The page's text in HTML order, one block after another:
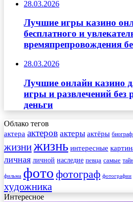
28.03.2026
Лучшие игры казино
бесплатного и
времяпрепровождения
28.03.2026
Лучшие онлайн казино
игры и развлечений без
деньги
Облако тегов
актера актеров актеры актёры
жизнижизнь интересные
личная личной наследие певца самые
фильма фото фотограф фотографии
художника
Интересное